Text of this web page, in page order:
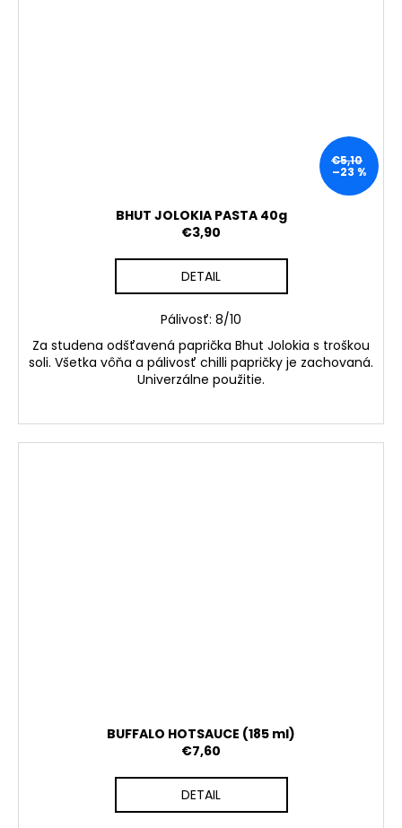
€5,10
–23 %
BHUT JOLOKIA PASTA 40g
€3,90
DETAIL
Pálivosť: 8/10
Za studena odšťavená paprička Bhut Jolokia s troškou
soli. Všetka vôňa a pálivosť chilli papričky je zachovaná.
Univerzálne použitie.
BUFFALO HOTSAUCE (185 ml)
€7,60
DETAIL